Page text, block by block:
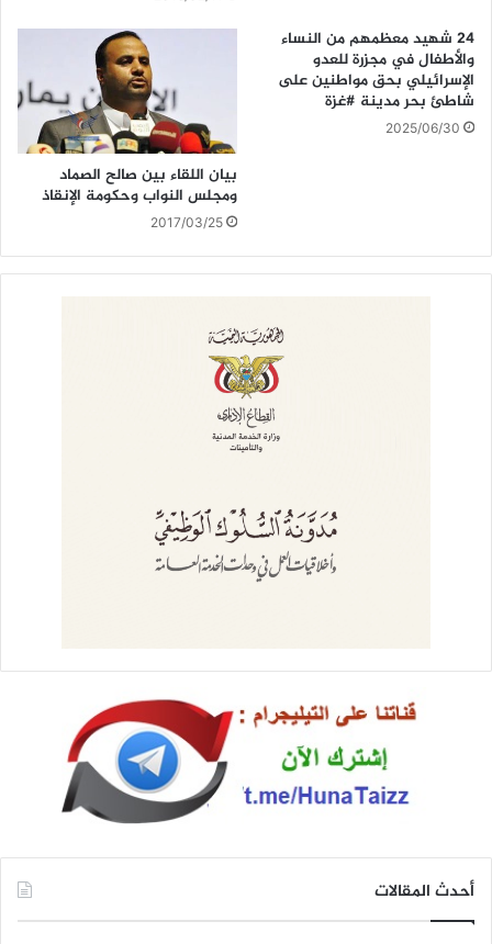
24 شهيد معظمهم من النساء
والأطفال في مجزرة للعدو
الإسرائيلي بحق مواطنين على
شاطئ بحر مدينة #غزة
2025/06/30
بيان اللقاء بين صالح الصماد
ومجلس النواب وحكومة الإنقاذ
2017/03/25
أحدث المقالات